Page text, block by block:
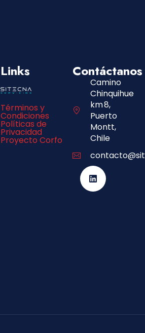
Links
Términos y
Condiciones
Políticas de
Privacidad
Proyecto Corfo
Contáctanos
Camino
Chinquihue
km 8,
Puerto
Montt,
Chile